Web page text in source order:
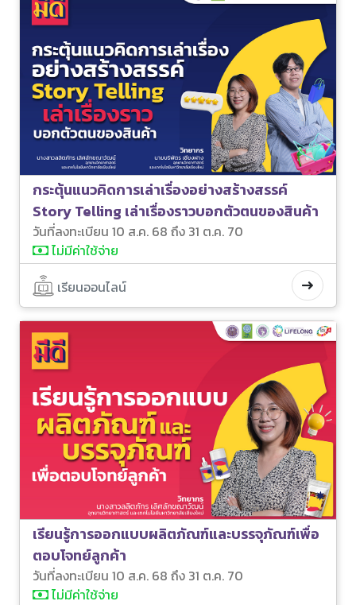
กระตุ้นแนวคิดการเล่าเรื่องอย่างสร้างสรรค์
Story Telling เล่าเรื่องราวบอกตัวตนของสินค้า
วันที่ลงทะเบียน 10 ส.ค. 68 ถึง 31 ต.ค. 70
ไม่มีค่าใช้จ่าย
เรียนออนไลน์
เรียนรู้การออกแบบผลิตภัณฑ์และบรรจุภัณฑ์เพื่อ
ตอบโจทย์ลูกค้า
วันที่ลงทะเบียน 10 ส.ค. 68 ถึง 31 ต.ค. 70
ไม่มีค่าใช้จ่าย